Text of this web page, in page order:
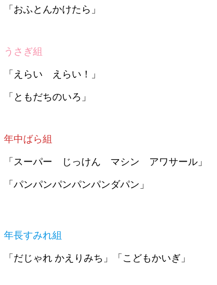
「おふとんかけたら」
うさぎ組
「えらい えらい！」
「ともだちのいろ」
年中ばら組
「スーパー じっけん マシン アワサール」
「パンパンパンパンパンダパン」
年長すみれ組
「だじゃれ かえりみち」「こどもかいぎ」